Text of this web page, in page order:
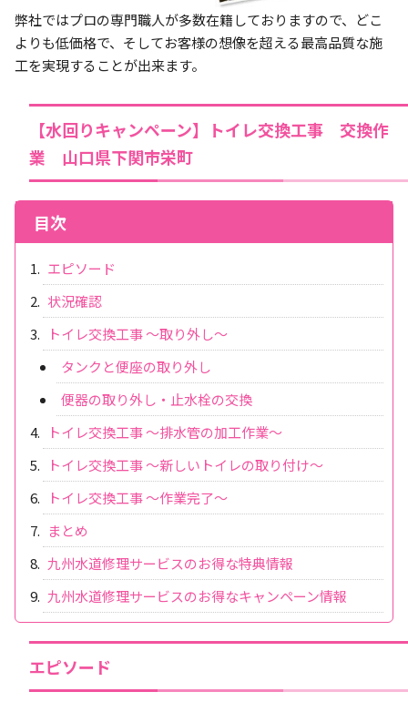
弊社ではプロの専門職人が多数在籍しておりますので、どこ
よりも低価格で、そしてお客様の想像を超える最高品質な施
工を実現することが出来ます。
【水回りキャンペーン】トイレ交換工事 交換作
業 山口県下関市栄町
目次
エピソード
状況確認
トイレ交換工事 ～取り外し～
タンクと便座の取り外し
便器の取り外し・止水栓の交換
トイレ交換工事 ～排水管の加工作業～
トイレ交換工事 ～新しいトイレの取り付け～
トイレ交換工事 ～作業完了～
まとめ
九州水道修理サービスのお得な特典情報
九州水道修理サービスのお得なキャンペーン情報
エピソード